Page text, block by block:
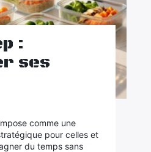
:
ses
comme une
pour celles et
du temps sans